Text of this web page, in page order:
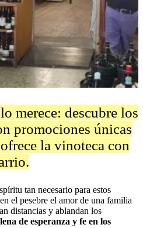
merece: descubre los
promociones únicas
la vinoteca con
tan necesario para estos
el pesebre el amor de una familia
distancias y ablandan los
de esperanza y fe en los